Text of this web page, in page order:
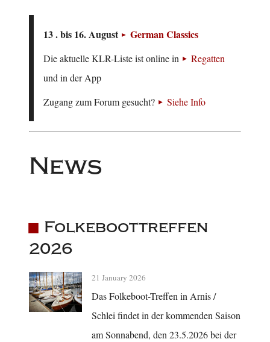
13 . bis 16. August German Classics
Die aktuelle KLR-Liste ist online in
Regatten
und in der App
Zugang zum Forum gesucht?
Siehe Info
News
Folkeboottreffen
2026
21 January 2026
Das Folkeboot-Treffen in Arnis /
Schlei findet in der kommenden Saison
am Sonnabend, den 23.5.2026 bei der